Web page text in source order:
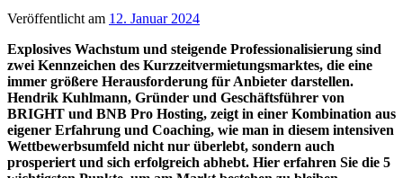
Veröffentlicht am 12. Januar 2024
Explosives Wachstum und steigende Professionalisierung sind
zwei Kennzeichen des Kurzzeitvermietungsmarktes, die eine
immer größere Herausforderung für Anbieter darstellen.
Hendrik Kuhlmann, Gründer und Geschäftsführer von
BRIGHT und BNB Pro Hosting, zeigt in einer Kombination aus
eigener Erfahrung und Coaching, wie man in diesem intensiven
Wettbewerbsumfeld nicht nur überlebt, sondern auch
prosperiert und sich erfolgreich abhebt. Hier erfahren Sie die 5